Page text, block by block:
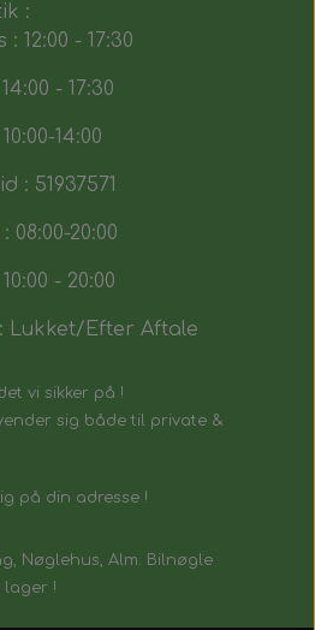
:
: 12:00 - 17:30
- 17:30
14:00
: 51937571
08:00-20:00
- 20:00
Lukket/Efter Aftale
vi sikker på !
sig både til private &
på din adresse !
Nøglehus, Alm. Bilnøgle
lager !